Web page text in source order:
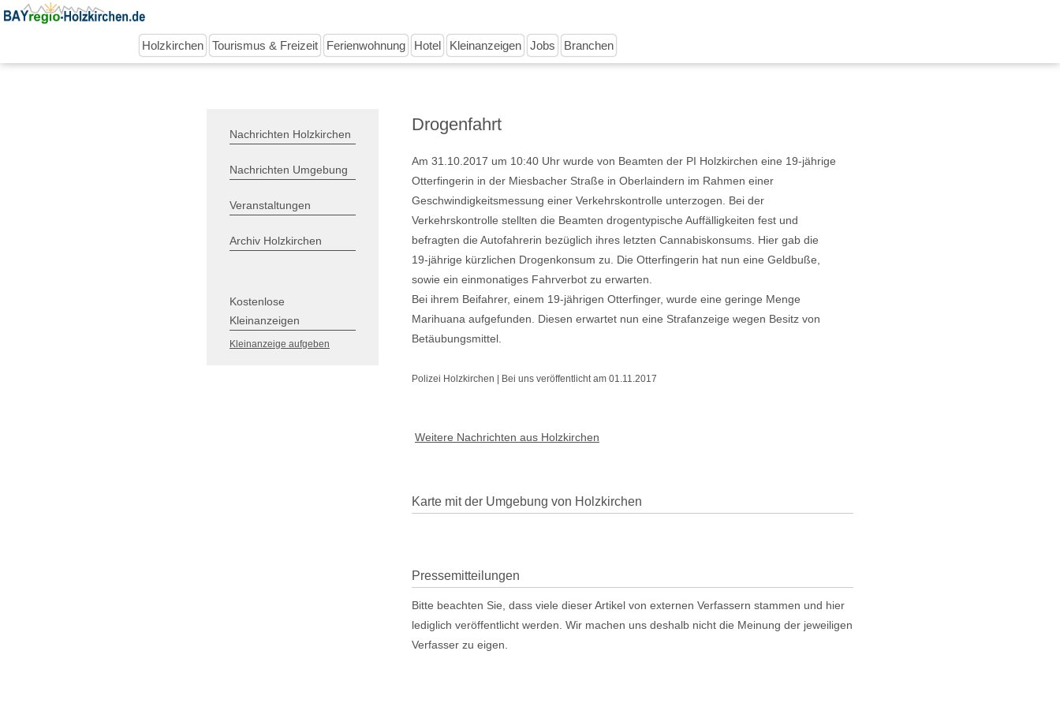
Holzkirchen Tourismus & Freizeit Ferienwohnung Hotel Kleinanzeigen Jobs Branchen
Nachrichten Holzkirchen
Nachrichten Umgebung
Veranstaltungen
Archiv Holzkirchen
Kostenlose
Kleinanzeigen
Kleinanzeige aufgeben
Drogenfahrt
Am 31.10.2017 um 10:40 Uhr wurde von Beamten der PI Holzkirchen eine 19-jährige
Otterfingerin in der Miesbacher Straße in Oberlaindern im Rahmen einer
Geschwindigkeitsmessung einer Verkehrskontrolle unterzogen. Bei der
Verkehrskontrolle stellten die Beamten drogentypische Auffälligkeiten fest und
befragten die Autofahrerin bezüglich ihres letzten Cannabiskonsums. Hier gab die
19-jährige kürzlichen Drogenkonsum zu. Die Otterfingerin hat nun eine Geldbuße,
sowie ein einmonatiges Fahrverbot zu erwarten.
Bei ihrem Beifahrer, einem 19-jährigen Otterfinger, wurde eine geringe Menge
Marihuana aufgefunden. Diesen erwartet nun eine Strafanzeige wegen Besitz von
Betäubungsmittel.
Polizei Holzkirchen | Bei uns veröffentlicht am 01.11.2017
Weitere Nachrichten aus Holzkirchen
Karte mit der Umgebung von Holzkirchen
Pressemitteilungen
Bitte beachten Sie, dass viele dieser Artikel von externen Verfassern stammen und hier
lediglich veröffentlicht werden. Wir machen uns deshalb nicht die Meinung der jeweiligen
Verfasser zu eigen.